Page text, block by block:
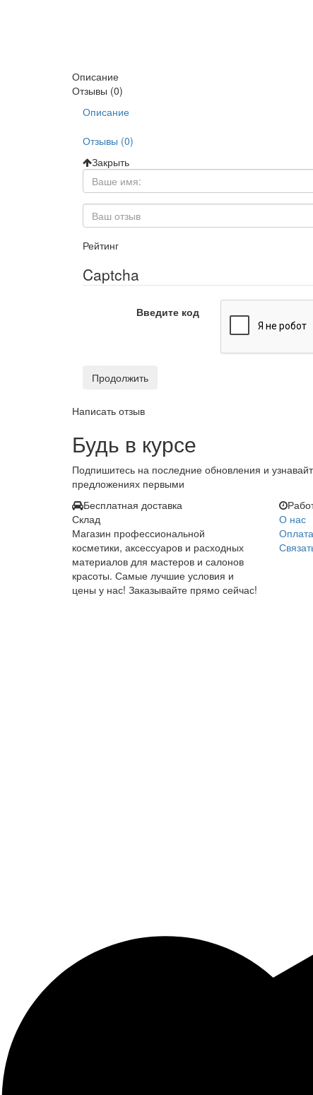
Описание
Отзывы (0)
Описание
Отзывы (0)
Закрыть
Рейтинг
Captcha
Введите код
Продолжить
Написать отзыв
Будь в курсе
Подпишитесь на последние обновления и
предложениях первыми
Бесплатная доставка
Склад
Магазин профессиональной
косметики, аксессуаров и расходных
материалов для мастеров и салонов
красоты. Самые лучшие условия и
цены у нас! Заказывайте прямо сейчас!
О нас